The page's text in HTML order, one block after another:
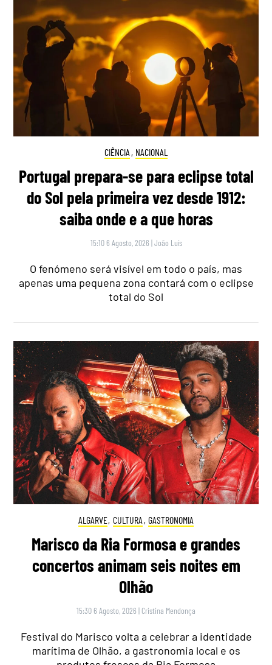
CIÊNCIA , NACIONAL
Portugal prepara-se para eclipse total
do Sol pela primeira vez desde 1912:
saiba onde e a que horas
15:10 6 Agosto, 2026 |João Luís
O fenómeno será visível em todo o país, mas
apenas uma pequena zona contará com o eclipse
total do Sol
ALGARVE, CULTURA , GASTRONOMIA
Marisco da Ria Formosa e grandes
concertos animam seis noites em
Olhão
15:30 6 Agosto, 2026 | Cristina Mendonça
Festival do Marisco volta a celebrar a identidade
marítima de Olhão, a gastronomia local e os